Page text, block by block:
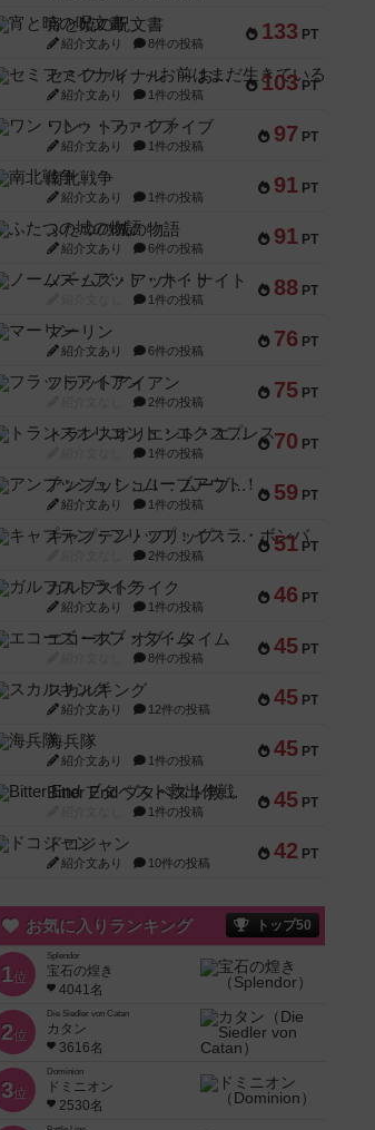
133 PT
宵と暁の呪文書
紹介文あり 8件の投稿
103 PT
セミファイナル ～お前はまだ生きている～
紹介文あり 1件の投稿
97 PT
ワン・トゥ・ファイブ
紹介文あり 1件の投稿
91 PT
南北戦争
紹介文あり 1件の投稿
91 PT
ふたつの城の物語
紹介文あり 6件の投稿
88 PT
ノームズ・アット・ナイト
1件の投稿
76 PT
マーリン
紹介文あり 6件の投稿
75 PT
フラットアイアン
2件の投稿
70 PT
トランスオリエント・エクスプレス
1件の投稿
59 PT
アンブッシュ！：ムーブアウト！
紹介文あり 1件の投稿
51 PT
キャプテン・フリップ：イスラ・ボンバ
2件の投稿
46 PT
ガルフストライク
紹介文あり 1件の投稿
45 PT
エコーズ・オブ・タイム
8件の投稿
45 PT
スカルキング
紹介文あり 12件の投稿
45 PT
海兵隊
紹介文あり 1件の投稿
45 PT
Bitter End ブタペスト救出作戦
1件の投稿
42 PT
ドコジャン
紹介文あり 10件の投稿
お気に入りランキング トップ50
1位
Splendor
宝石の煌き
4041名
2位
Die Siedler von Catan
カタン
3616名
3位
Dominion
ドミニオン
2530名